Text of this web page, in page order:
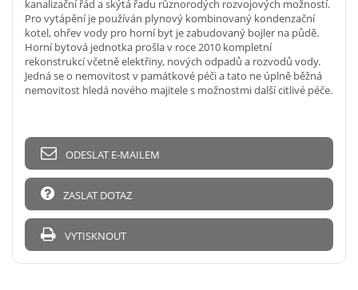
kanalizační řád a skýtá řadu různorodých rozvojových možností.
Pro vytápění je používán plynový kombinovaný kondenzační
kotel, ohřev vody pro horní byt je zabudovaný bojler na půdě.
Horní bytová jednotka prošla v roce 2010 kompletní
rekonstrukcí včetně elektřiny, nových odpadů a rozvodů vody.
Jedná se o nemovitost v památkové péči a tato ne úplně běžná
nemovitost hledá nového majitele s možnostmi další citlivé péče.
ODESLAT E-MAILEM
ZASLAT DOTAZ
VYTISKNOUT